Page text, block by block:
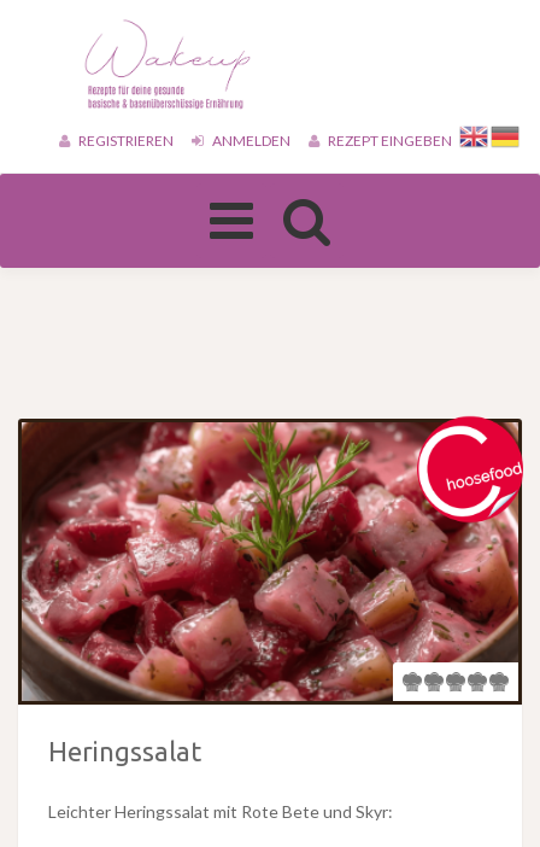
REGISTRIEREN ANMELDEN REZEPT EINGEBEN
Toggle
navigation
Heringssalat
Leichter Heringssalat mit Rote Bete und Skyr: